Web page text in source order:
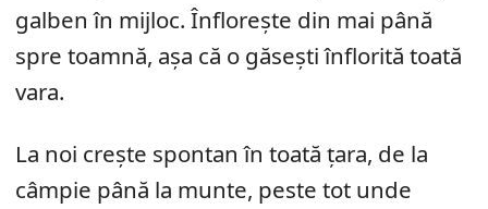
galben în mijloc. Înflorește din mai până
spre toamnă, așa că o găsești înflorită toată
vara.
La noi crește spontan în toată țara, de la
câmpie până la munte, peste tot unde